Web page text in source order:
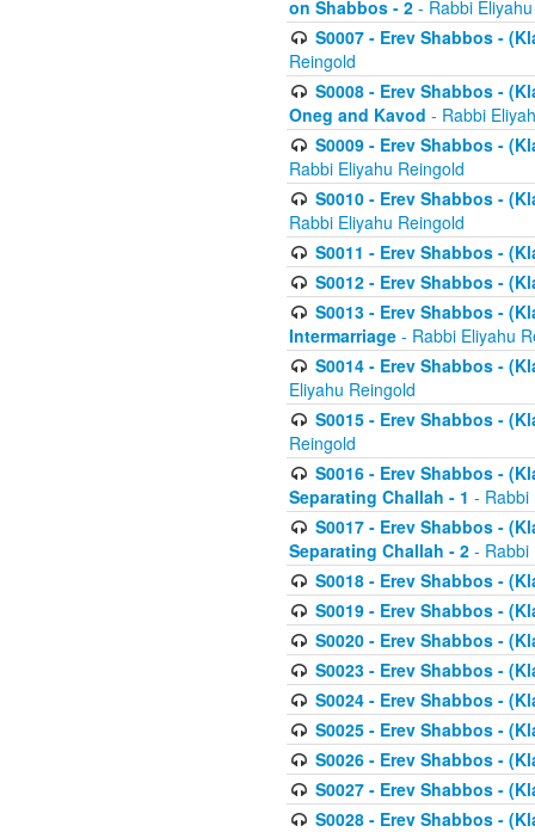
on Shabbos - 2 - Rabbi
S0007 - Erev Shabbos -
Reingold
S0008 - Erev Shabbos -
Oneg and Kavod - Rabbi
S0009 - Erev Shabbos -
Rabbi Eliyahu Reingold
S0010 - Erev Shabbos -
Rabbi Eliyahu Reingold
S0011 - Erev Shabbos -
S0012 - Erev Shabbos -
S0013 - Erev Shabbos -
Intermarriage - Rabbi Eliyahu
S0014 - Erev Shabbos -
Eliyahu Reingold
S0015 - Erev Shabbos -
Reingold
S0016 - Erev Shabbos -
Separating Challah - 1 - Rabbi
S0017 - Erev Shabbos -
Separating Challah - 2 - Rabbi
S0018 - Erev Shabbos -
S0019 - Erev Shabbos -
S0020 - Erev Shabbos -
S0023 - Erev Shabbos -
S0024 - Erev Shabbos -
S0025 - Erev Shabbos -
S0026 - Erev Shabbos -
S0027 - Erev Shabbos -
S0028 - Erev Shabbos -